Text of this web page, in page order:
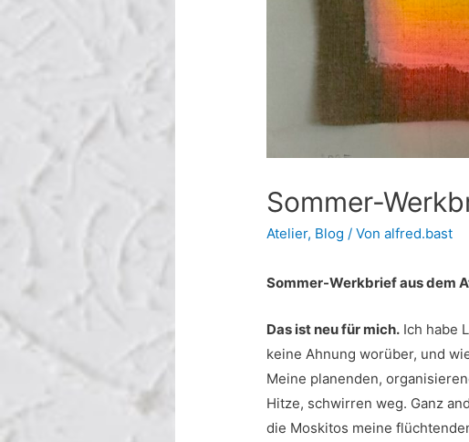
Sommer-
Atelier, Blog / Vonalfred.bast
Sommer-Werkbrief aus dem
Das ist neu für mich. Ich habe
keine Ahnung worüber, und
Meine planenden,
Hitze, schwirren weg. Ganz
die Moskitos meine